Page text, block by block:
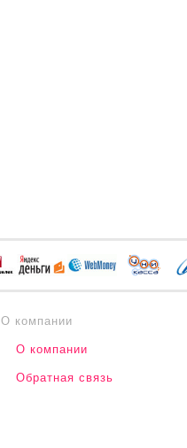
О компании
О компании
Обратная связь